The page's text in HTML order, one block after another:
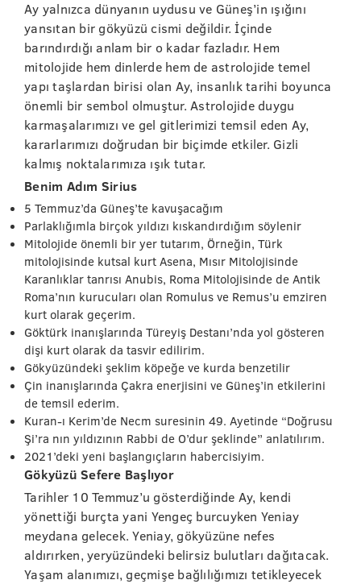
Ay yalnızca dünyanın uydusu ve Güneş’in ışığını
yansıtan bir gökyüzü cismi değildir. İçinde
barındırdığı anlam bir o kadar fazladır. Hem
mitolojide hem dinlerde hem de astrolojide temel
yapı taşlardan birisi olan Ay, insanlık tarihi boyunca
önemli bir sembol olmuştur. Astrolojide duygu
karmaşalarımızı ve gel gitlerimizi temsil eden Ay,
kararlarımızı doğrudan bir biçimde etkiler. Gizli
kalmış noktalarımıza ışık tutar.
Benim Adım Sirius
5 Temmuz’da Güneş’te kavuşacağım
Parlaklığımla birçok yıldızı kıskandırdığım söylenir
Mitolojide önemli bir yer tutarım, Örneğin, Türk
mitolojisinde kutsal kurt Asena, Mısır Mitolojisinde
Karanlıklar tanrısı Anubis, Roma Mitolojisinde de Antik
Roma’nın kurucuları olan Romulus ve Remus’u emziren
kurt olarak geçerim.
Göktürk inanışlarında Türeyiş Destanı’nda yol gösteren
dişi kurt olarak da tasvir edilirim.
Gökyüzündeki şeklim köpeğe ve kurda benzetilir
Çin inanışlarında Çakra enerjisini ve Güneş’in etkilerini
de temsil ederim.
Kuran-ı Kerim’de Necm suresinin 49. Ayetinde “Doğrusu
Şi’ra nın yıldızının Rabbi de O’dur şeklinde” anlatılırım.
2021’deki yeni başlangıçların habercisiyim.
Gökyüzü Sefere Başlıyor
Tarihler 10 Temmuz’u gösterdiğinde Ay, kendi
yönettiği burçta yani Yengeç burcuyken Yeniay
meydana gelecek. Yeniay, gökyüzüne nefes
aldırırken, yeryüzündeki belirsiz bulutları dağıtacak.
Yaşam alanımızı, geçmişe bağlılığımızı tetikleyecek